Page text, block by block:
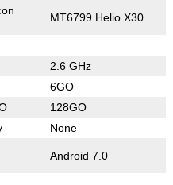
MT6799 Helio X30
2.6 GHz
6GO
128GO
None
Android 7.0